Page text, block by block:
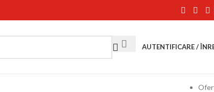
AUTENTIFICARE /